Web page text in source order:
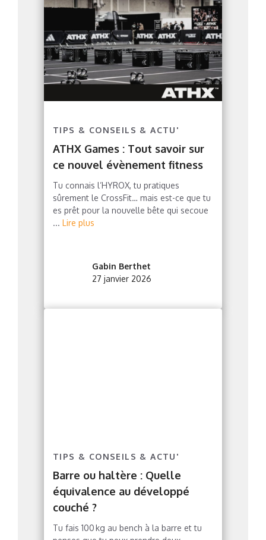
TIPS & CONSEILS & ACTU'
ATHX Games : Tout savoir sur
ce nouvel évènement fitness
Tu connais l’HYROX, tu pratiques
sûrement le CrossFit… mais est-ce que tu
es prêt pour la nouvelle bête qui secoue
... Lire plus
Gabin Berthet
27 janvier 2026
TIPS & CONSEILS & ACTU'
Barre ou haltère : Quelle
équivalence au développé
couché ?
Tu fais 100 kg au bench à la barre et tu